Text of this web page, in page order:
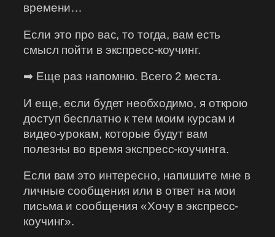
времени…
Если это про вас, то тогда, вам есть
смысл пойти в экспресс-коучинг.
➡ Еще раз напомню. Всего 2 места.
И еще, если будет необходимо, я открою
доступ бесплатно к тем моим курсам и
видео-урокам, которые будут вам
полезны во время экспресс-коучинга.
Если вам это интересно, напишите мне в
личные сообщения или в ответ на мои
письма и сообщения «Хочу в экспресс-
коучинг».